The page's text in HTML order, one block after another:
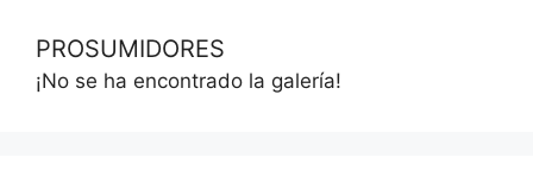
PROSUMIDORES
¡No se ha encontrado la galería!